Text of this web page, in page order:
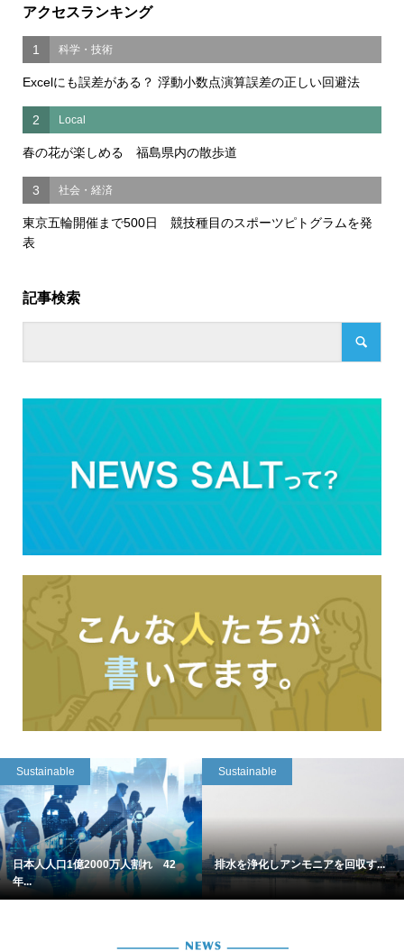
アクセスランキング
1 科学・技術
Excelにも誤差がある？ 浮動小数点演算誤差の正しい回避法
2 Local
春の花が楽しめる 福島県内の散歩道
3 社会・経済
東京五輪開催まで500日 競技種目のスポーツピトグラムを発
表
記事検索
Sustainable
日本人人口1億2000万人割れ 42
年...
Sustainable
排水を浄化しアンモニアを回収す...